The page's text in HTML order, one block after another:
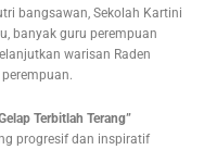
bangsawan, Sekolah Kartini
banyak guru perempuan
warisan Raden
Terbitlah Terang”
progresif dan inspiratif